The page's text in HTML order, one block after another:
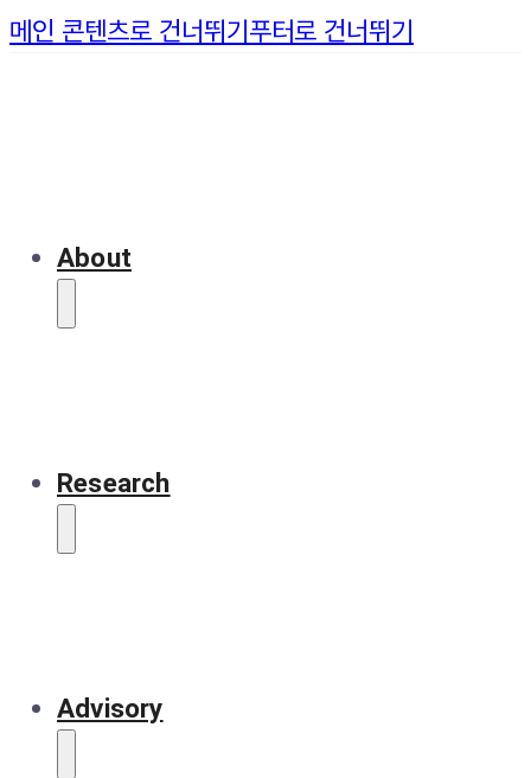
메인 콘텐츠로 건너뛰기푸터로 건너뛰기
About
Research
Advisory